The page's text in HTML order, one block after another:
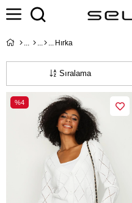
Hırka
Sıralama
%4